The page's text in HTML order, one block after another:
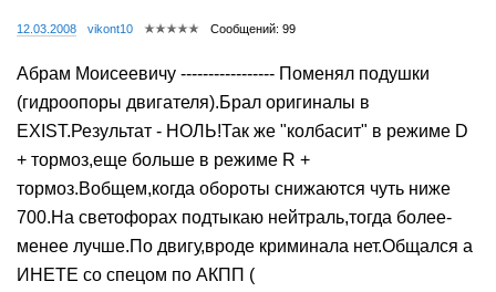
12.03.2008 vikont10 Сообщений: 99
Абрам Моисеевичу ----------------- Поменял подушки
(гидроопоры двигателя).Брал оригиналы в
EXIST.Результат - НОЛЬ!Так же "колбасит" в режиме D
+ тормоз,еще больше в режиме R +
тормоз.Вобщем,когда обороты снижаются чуть ниже
700.На светофорах подтыкаю нейтраль,тогда более-
менее лучше.По двигу,вроде криминала нет.Общался а
ИНЕТЕ со спецом по АКПП (